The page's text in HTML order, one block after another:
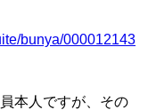
bunya/000012143
本人ですが、その